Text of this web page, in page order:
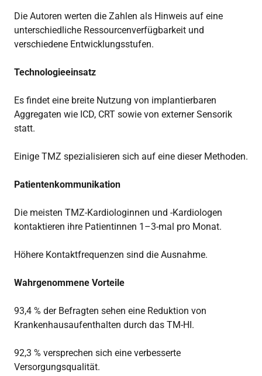
Die Autoren werten die Zahlen als Hinweis auf eine
unterschiedliche Ressourcenverfügbarkeit und
verschiedene Entwicklungsstufen.
Technologieeinsatz
Es findet eine breite Nutzung von implantierbaren
Aggregaten wie ICD, CRT sowie von externer Sensorik
statt.
Einige TMZ spezialisieren sich auf eine dieser Methoden.
Patientenkommunikation
Die meisten TMZ-Kardiologinnen und -Kardiologen
kontaktieren ihre Patientinnen 1–3-mal pro Monat.
Höhere Kontaktfrequenzen sind die Ausnahme.
Wahrgenommene Vorteile
93,4 % der Befragten sehen eine Reduktion von
Krankenhausaufenthalten durch das TM-HI.
92,3 % versprechen sich eine verbesserte
Versorgungsqualität.